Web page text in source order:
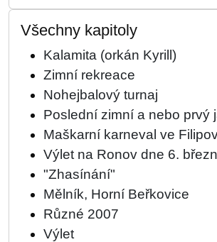
Všechny kapitoly
Kalamita (orkán Kyrill)
Zimní rekreace
Nohejbalový turnaj
Poslední zimní a nebo prvý
Maškarní karneval ve
Výlet na Ronov dne 6.
"Zhasínání"
Mělník, Horní Beřkovice
Různé 2007
Výlet